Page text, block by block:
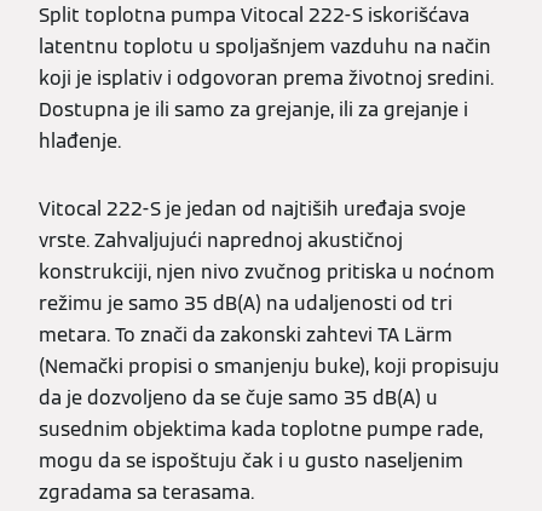
Split toplotna pumpa Vitocal 222-S iskorišćava
latentnu toplotu u spoljašnjem vazduhu na način
koji je isplativ i odgovoran prema životnoj sredini.
Dostupna je ili samo za grejanje, ili za grejanje i
hlađenje.
Vitocal 222-S je jedan od najtiših uređaja svoje
vrste. Zahvaljujući naprednoj akustičnoj
konstrukciji, njen nivo zvučnog pritiska u noćnom
režimu je samo 35 dB(A) na udaljenosti od tri
metara. To znači da zakonski zahtevi TA Lärm
(Nemački propisi o smanjenju buke), koji propisuju
da je dozvoljeno da se čuje samo 35 dB(A) u
susednim objektima kada toplotne pumpe rade,
mogu da se ispoštuju čak i u gusto naseljenim
zgradama sa terasama.